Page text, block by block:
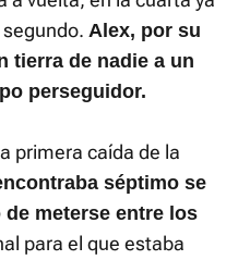
Alex, por su
tierra de nadie a un
perseguidor.
primera caída de la
séptimo se
meterse entre los
para el que estaba